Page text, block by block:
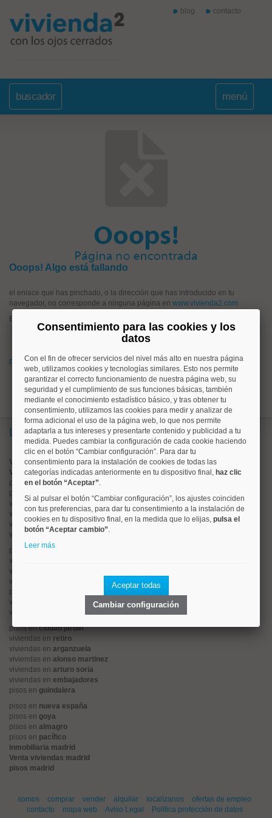
blog contacto
buscador menú
Ooops! Algo está fallando
el enlace que has pinchado, o la dirección que has introducido en tu
navegador, no corresponde a ninguna página en www.vivienda2.com
Esto puede haber ocurrido porque:
has pinchado un enlace antiguo que hoy no corresponde a ningún
prueba a buscar lo que quieres desde la página de inicio de vivienda2.com
Lo más buscado
Valorar vivienda online
Vender piso
pisos en chamberí
pisos en
viviendas enargüelles
viviendas entetuán
viviendas encuatro caminos
viviendas en chamartín
pisos en rios rosas
viviendas en
viviendas en
viviendas en
pisos en
viviendas en
viviendas en
pisos enciudad jardín
viviendas en retiro
viviendas en arganzuela
viviendas en alonso martinez
viviendas en arturo soria
viviendas en embajadores
pisos en guindalera
pisos en nueva españa
pisos en goya
pisos en almagro
pisos en pacífico
inmobiliaria madrid
Venta viviendas madrid
pisos madrid
somos comprar vender alquilar localízanos
ofertas de empleo
contacto
mapa web Aviso Legal Política protección de datos
Consentimiento para las cookies y los
datos
Con el fin de ofrecer servicios del nivel más alto en nuestra página
web, utilizamos cookies y tecnologías similares. Esto nos permite
garantizar el correcto funcionamiento de nuestra página web, su
seguridad y el cumplimiento de sus funciones básicas, también
mediante el conocimiento estadístico básico, y tras obtener tu
consentimiento, utilizamos las cookies para medir y analizar de
forma adicional el uso de la página web, lo que nos permite
adaptarla a tus intereses y presentarte contenido y publicidad a tu
medida. Puedes cambiar la configuración de cada cookie haciendo
clic en el botón “Cambiar configuración”. Para dar tu
consentimiento para la instalación de cookies de todas las
categorías indicadas anteriormente en tu dispositivo final, haz clic
en el botón “Aceptar”.
Si al pulsar el botón “Cambiar configuración”, los ajustes coinciden
con tus preferencias, para dar tu consentimiento a la instalación de
cookies en tu dispositivo final, en la medida que lo elijas, pulsa el
botón “Aceptar cambio”.
Leer más
Aceptar todas
Cambiar configuración